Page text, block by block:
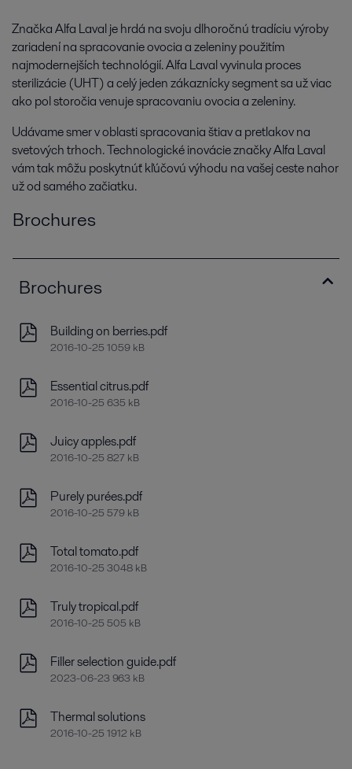
Značka Alfa Laval je hrdá na svoju dlhoročnú tradíciu výroby
zariadení na spracovanie ovocia a zeleniny použitím
najmodernejších technológií. Alfa Laval vyvinula proces
sterilizácie (UHT) a celý jeden zákaznícky segment sa už viac
ako pol storočia venuje spracovaniu ovocia a zeleniny.
Udávame smer v oblasti spracovania štiav a pretlakov na
svetových trhoch. Technologické inovácie značky Alfa Laval
vám tak môžu poskytnúť kľúčovú výhodu na vašej ceste nahor
už od samého začiatku.
Brochures
Brochures
Building on berries.pdf
2016-10-25 1059 kB
Essential citrus.pdf
2016-10-25 635 kB
Juicy apples.pdf
2016-10-25 827 kB
Purely purées.pdf
2016-10-25 579 kB
Total tomato.pdf
2016-10-25 3048 kB
Truly tropical.pdf
2016-10-25 505 kB
Filler selection guide.pdf
2023-06-23 963 kB
Thermal solutions
2016-10-25 1912 kB